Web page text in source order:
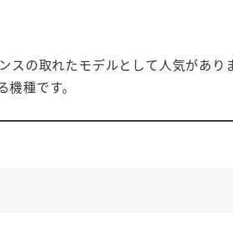
の取れたモデルとして人気があ
種です。